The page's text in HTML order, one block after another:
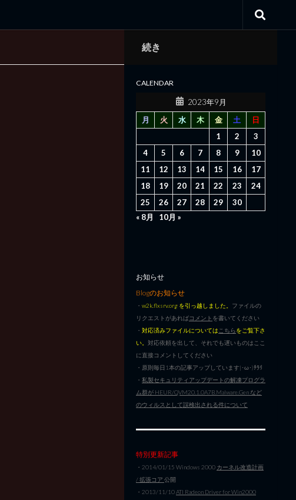
続き
CALENDAR
2023年9月
月
火 水 木 金 土
日
1
2
3
4
5 6 7 8 9
10
11
12 13 14 15 16
17
18
19 20 21 22 23
24
25
26 27 28 29
30
« 8月
10月 »
お知らせ
Blogのお知らせ
・ w2k.flxsrv.org を引っ越しました。 ファイルの
リクエストがあればコメント を書いてください
・ 対応済みファイルについては こちらをご覧下さ
い。 対応依頼を出して、それでも遅いものはここ
に直接コメントしてください
・原則毎日1本の記事アップしています|･ω･)ﾁﾗﾘ
・ 私製セキュリティアップデートの解凍プログラ
ム群が HEUR/QVM20.1.0A7B.Malware.Gen など
のウィルスとして誤検出される件について
特別更新記事
・2014/01/15 Windows 2000 カーネル改造計画
/ 拡張コア 公開
・2013/11/10ATI Radeon Driver for Win2000